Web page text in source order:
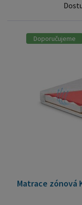
Doporučujeme
Matrace zónová